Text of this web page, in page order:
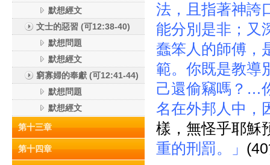
默想經文
文士的惡習 (可12:38-40)
默想問題
默想經文
窮寡婦的奉獻 (可12:41-44)
默想問題
默想經文
第十三章
第十四章
法，且指著神誇
能分別是非；又
蠢笨人的師傅，
範。你既是教導
己還偷竊嗎？…
名在外邦人中，
樣，無怪乎耶穌
重的刑罰。」